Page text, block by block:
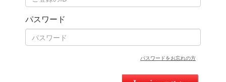
パスワード
パスワードをお忘れの方